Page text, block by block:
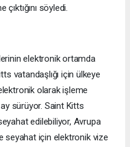
söyledi.
elektronik ortamda
vatandaşlığı için ülkeye
olarak işleme
ay sürüyor. Saint Kitts
edilebiliyor, Avrupa
seyahat için elektronik vize